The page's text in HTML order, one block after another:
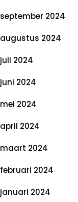
september 2024
augustus 2024
juli 2024
juni 2024
mei 2024
april 2024
maart 2024
februari 2024
januari 2024